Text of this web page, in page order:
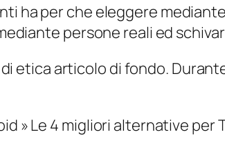
ha per che eleggere
persone reali ed
etica articolo di fondo.
» Le 4 migliori alternative